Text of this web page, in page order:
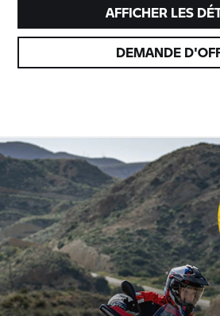
AFFICHER LES
DEMANDE